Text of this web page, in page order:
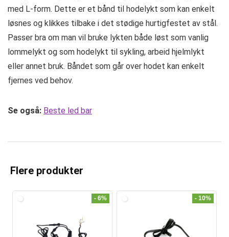
med L-form. Dette er et bånd til hodelykt som kan enkelt
løsnes og klikkes tilbake i det stødige hurtigfestet av stål.
Passer bra om man vil bruke lykten både løst som vanlig
lommelykt og som hodelykt til sykling, arbeid hjelmlykt
eller annet bruk. Båndet som går over hodet kan enkelt
fjernes ved behov.
Se også: Beste led bar
Flere produkter
- 6% - 10%